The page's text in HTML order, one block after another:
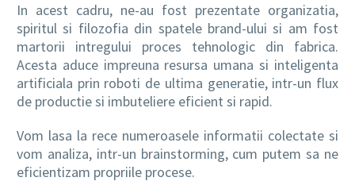
In acest cadru, ne-au fost prezentate organizatia,
spiritul si filozofia din spatele brand-ului si am fost
martorii intregului proces tehnologic din fabrica.
Acesta aduce impreuna resursa umana si inteligenta
artificiala prin roboti de ultima generatie, intr-un flux
de productie si imbuteliere eficient si rapid.
Vom lasa la rece numeroasele informatii colectate si
vom analiza, intr-un brainstorming, cum putem sa ne
eficientizam propriile procese.